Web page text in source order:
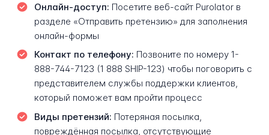
Онлайн-доступ: Посетите веб-сайт Purolator в
разделе «Отправить претензию» для заполнения
онлайн-формы
Контакт по телефону: Позвоните по номеру 1-
888-744-7123 (1 888 SHIP-123) чтобы поговорить с
представителем службы поддержки клиентов,
который поможет вам пройти процесс
Виды претензий: Потеряная посылка,
повреждённая посылка, отсутствующие